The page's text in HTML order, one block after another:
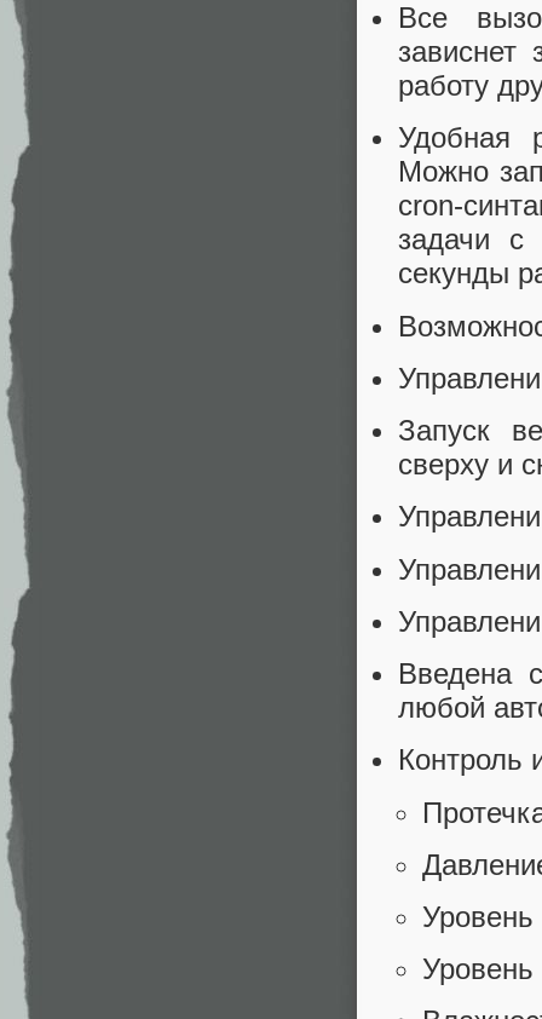
Все
работу
Удобная
Можно
cron-
задачи с
секунды
Запуск
сверху и
Введена
любой
Контроль
Уровень
Уровень